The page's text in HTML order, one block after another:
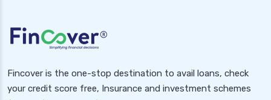
Fincover is the one-stop destination to avail loans, check
your credit score free, Insurance and investment schemes